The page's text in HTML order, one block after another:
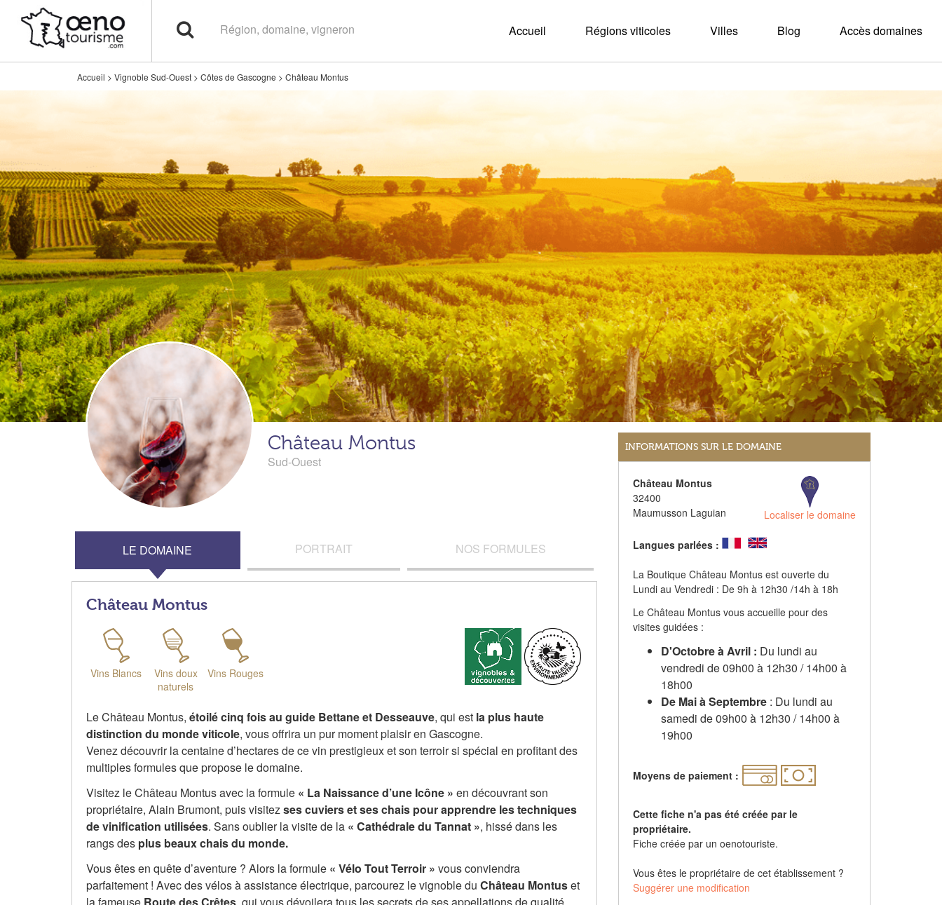
Accueil Régions viticoles Villes Blog Accès domaines
Accueil > Vignoble Sud-Ouest > Côtes de Gascogne > Château Montus
Château Montus
Sud-Ouest
LE DOMAINE PORTRAIT NOS FORMULES
Château Montus
Vins Blancs
Vins doux
naturels
Vins Rouges
Le Château Montus, étoilé cinq fois au guide Bettane et Desseauve, qui est la plus haute
distinction du monde viticole, vous offrira un pur moment plaisir en Gascogne.
Venez découvrir la centaine d’hectares de ce vin prestigieux et son terroir si spécial en profitant des
multiples formules que propose le domaine.
Visitez le Château Montus avec la formule « La Naissance d’une Icône » en découvrant son
propriétaire, Alain Brumont, puis visitez ses cuviers et ses chais pourapprendre les techniques
de vinification utilisées. Sans oublier la visite de la « Cathédrale du Tannat », hissé dans les
rangs des plus beaux chais du monde.
Vous êtes en quête d’aventure ? Alors la formule « Vélo Tout Terroir » vous conviendra
parfaitement ! Avec des vélos à assistance électrique, parcourez le vignoble du Château Montuset
la fameuse Route des Crêtes, qui vous dévoilera tous les secrets de ses appellations de qualité.
INFORMATIONS SUR LE DOMAINE
Château Montus
32400
Maumusson Laguian
Localiser le domaine
Langues parlées :
La Boutique Château Montus est ouverte du
Lundi au Vendredi : De 9h à 12h30 /14h à 18h
Le Château Montus vous accueille pour des
visites guidées :
D'Octobre à Avril : Du lundi au
vendredi de 09h00 à 12h30 / 14h00 à
18h00
De Mai à Septembre: Du lundi au
samedi de 09h00 à 12h30 / 14h00 à
19h00
Moyens de paiement :
Cette fiche n'a pas été créée par le
propriétaire.
Fiche créée par un oenotouriste.
Vous êtes le propriétaire de cet établissement ?
Suggérer une modification